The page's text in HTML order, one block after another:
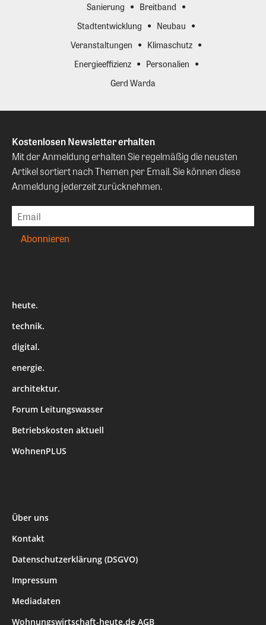
Sanierung
Breitband
Stadtentwicklung
Neubau
Veranstaltungen
Klimaschutz
Energieeffizienz
Personalien
Gerd Warda
Kostenlosen Newsletter erhalten
Mit der Anmeldung erhalten Sie regelmäßig die neusten
Artikel sortiert nach Themen per Email. Sie können diese
Anmeldung jederzeit zurücknehmen.
heute.
technik.
digital.
energie.
architektur.
Forum Leitungswasser
Betriebskosten aktuell
WohnenPLUS
Über uns
Kontakt
Datenschutzerklärung (DSGVO)
Impressum
Mediadaten
Wohnungswirtschaft-heute.de AGB